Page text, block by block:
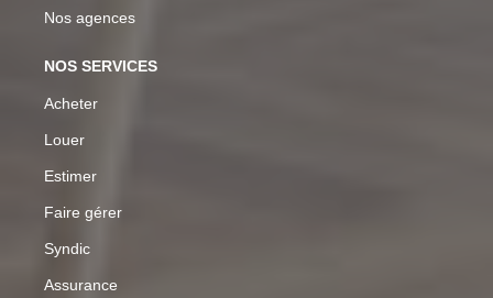
Nos agences
NOS SERVICES
Acheter
Louer
Estimer
Faire gérer
Syndic
Assurance